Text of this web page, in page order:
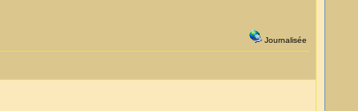
Journalisée